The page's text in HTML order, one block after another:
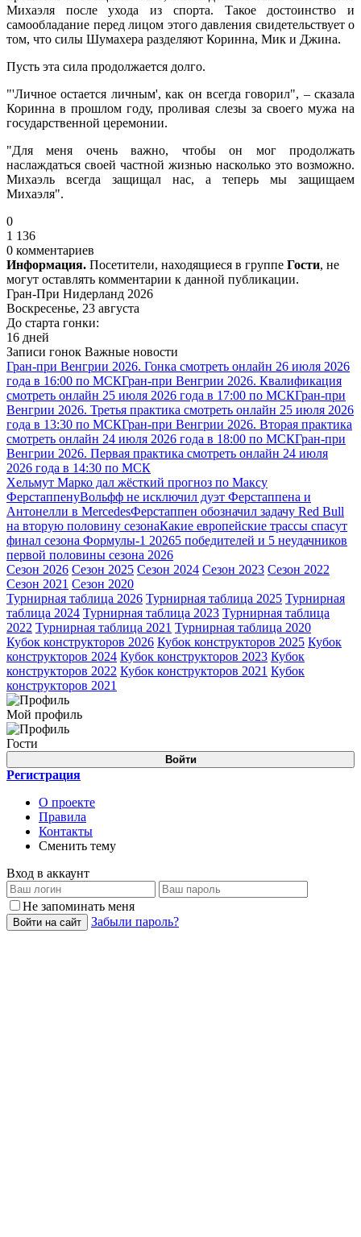
Михаэля после ухода из спорта. Такое достоинство и
самообладание перед лицом этого давления свидетельствует о
том, что силы Шумахера разделяют Коринна, Мик и Джина.
Пусть эта сила продолжается долго.
"'Личное остается личным', как он всегда говорил", – сказала
Коринна в прошлом году, проливая слезы за своего мужа на
государственной церемонии.
"Для меня очень важно, чтобы он мог продолжать
наслаждаться своей частной жизнью насколько это возможно.
Михаэль всегда защищал нас, а теперь мы защищаем
Михаэля".
0
1 136
0 комментариев
Информация. Посетители, находящиеся в группе Гости, не
могут оставлять комментарии к данной публикации.
Гран-При Нидерланд 2026
Воскресенье, 23 августа
До старта гонки:
16 дней
Записи гонок Важные новости
Гран-при Венгрии 2026. Гонка смотреть онлайн 26 июля 2026
года в 16:00 по МСКГран-при Венгрии 2026. Квалификация
смотреть онлайн 25 июля 2026 года в 17:00 по МСКГран-при
Венгрии 2026. Третья практика смотреть онлайн 25 июля 2026
года в 13:30 по МСКГран-при Венгрии 2026. Вторая практика
смотреть онлайн 24 июля 2026 года в 18:00 по МСКГран-при
Венгрии 2026. Первая практика смотреть онлайн 24 июля
2026 года в 14:30 по МСК
Хельмут Марко дал жёсткий прогноз по Максу
ФерстаппенуВольфф не исключил дуэт Ферстаппена и
Антонелли в MercedesФерстаппен обозначил задачу Red Bull
на вторую половину сезонаКакие европейские трассы спасут
финал сезона Формулы-1 20265 победителей и 5 неудачников
первой половины сезона 2026
Сезон 2026 Сезон 2025 Сезон 2024 Сезон 2023 Сезон 2022
Сезон 2021 Сезон 2020
Турнирная таблица 2026 Турнирная таблица 2025 Турнирная
таблица 2024 Турнирная таблица 2023 Турнирная таблица
2022 Турнирная таблица 2021 Турнирная таблица 2020
Кубок конструкторов 2026 Кубок конструкторов 2025 Кубок
конструкторов 2024 Кубок конструкторов 2023 Кубок
конструкторов 2022 Кубок конструкторов 2021 Кубок
конструкторов 2021
Мой профиль
Гости
Войти
Регистрация
О проекте
Правила
Контакты
Сменить тему
Вход в аккаунт
Не запоминать меня
Войти на сайт Забыли пароль?